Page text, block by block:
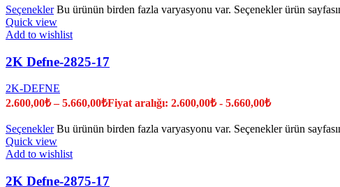
Seçenekler Bu ürünün birden fazla varyasyonu var. Seçenekler ürün
Quick view
Add to wishlist
2K Defne-2825-17
2K-DEFNE
2.600,00₺ –5.660,00₺Fiyat aralığı: 2.600,00₺ - 5.660,00₺
Seçenekler Bu ürünün birden fazla varyasyonu var. Seçenekler ürün
Quick view
Add to wishlist
2K Defne-2875-17